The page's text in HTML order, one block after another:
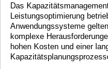
Das
Leistungsoptimierung
Anwendungssysteme
komplexe
hohen Kosten und einer